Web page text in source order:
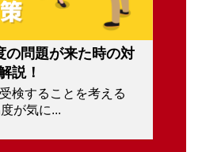
の問題が来た時の対
説！
検することを考える
が気に...